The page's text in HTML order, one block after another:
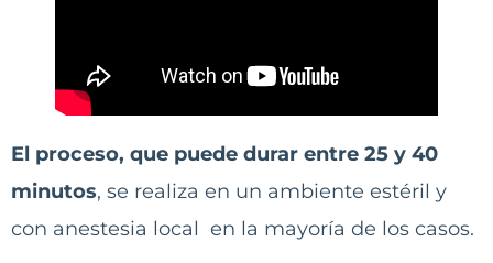
El proceso, que puede durar entre 25 y 40
minutos, se realiza en un ambiente estéril y
con anestesia local en la mayoría de los casos.